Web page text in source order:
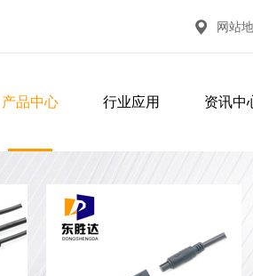
网站
产品中心 行业应用 资讯中